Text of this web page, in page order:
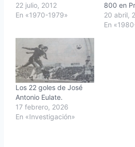
22 julio, 2012
En «1970-1979»
800 en
20 abril,
En
Los 22 goles de José
Antonio Eulate.
17 febrero, 2026
En «Investigación»